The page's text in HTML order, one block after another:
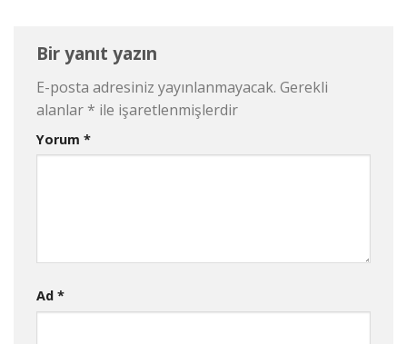
Bir yanıt yazın
E-posta adresiniz yayınlanmayacak. Gerekli
alanlar * ile işaretlenmişlerdir
Yorum *
Ad *